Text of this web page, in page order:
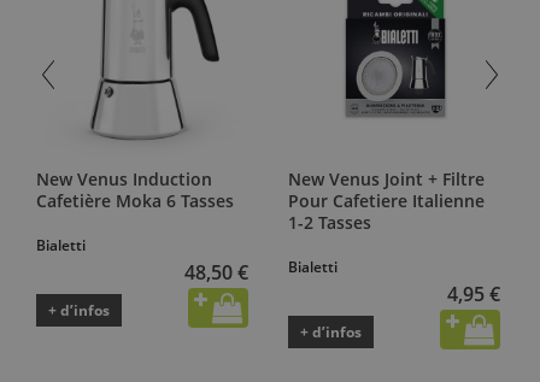
New Venus Induction
Cafetière Moka 6 Tasses
Bialetti
48,50 €
+ d’infos
New Venus Joint + Filtre
Pour Cafetiere Italienne
1-2 Tasses
Bialetti
4,95 €
+ d’infos